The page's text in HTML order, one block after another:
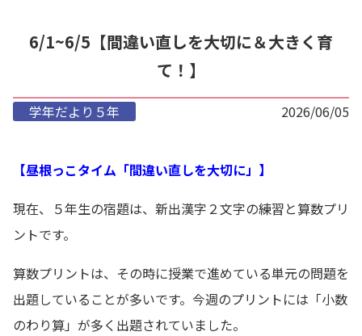
6/1~6/5【間違い直しを大切に＆大きく育
て！】
学年だより５年 2026/06/05
【昼根っこタイム「間違い直しを大切に」】
現在、５年生の宿題は、新出漢字２文字の練習と算数プリ
ントです。
算数プリントは、その時に授業で進めている単元の問題を
出題していることが多いです。今週のプリントには「小数
のわり算」が多く出題されていました。